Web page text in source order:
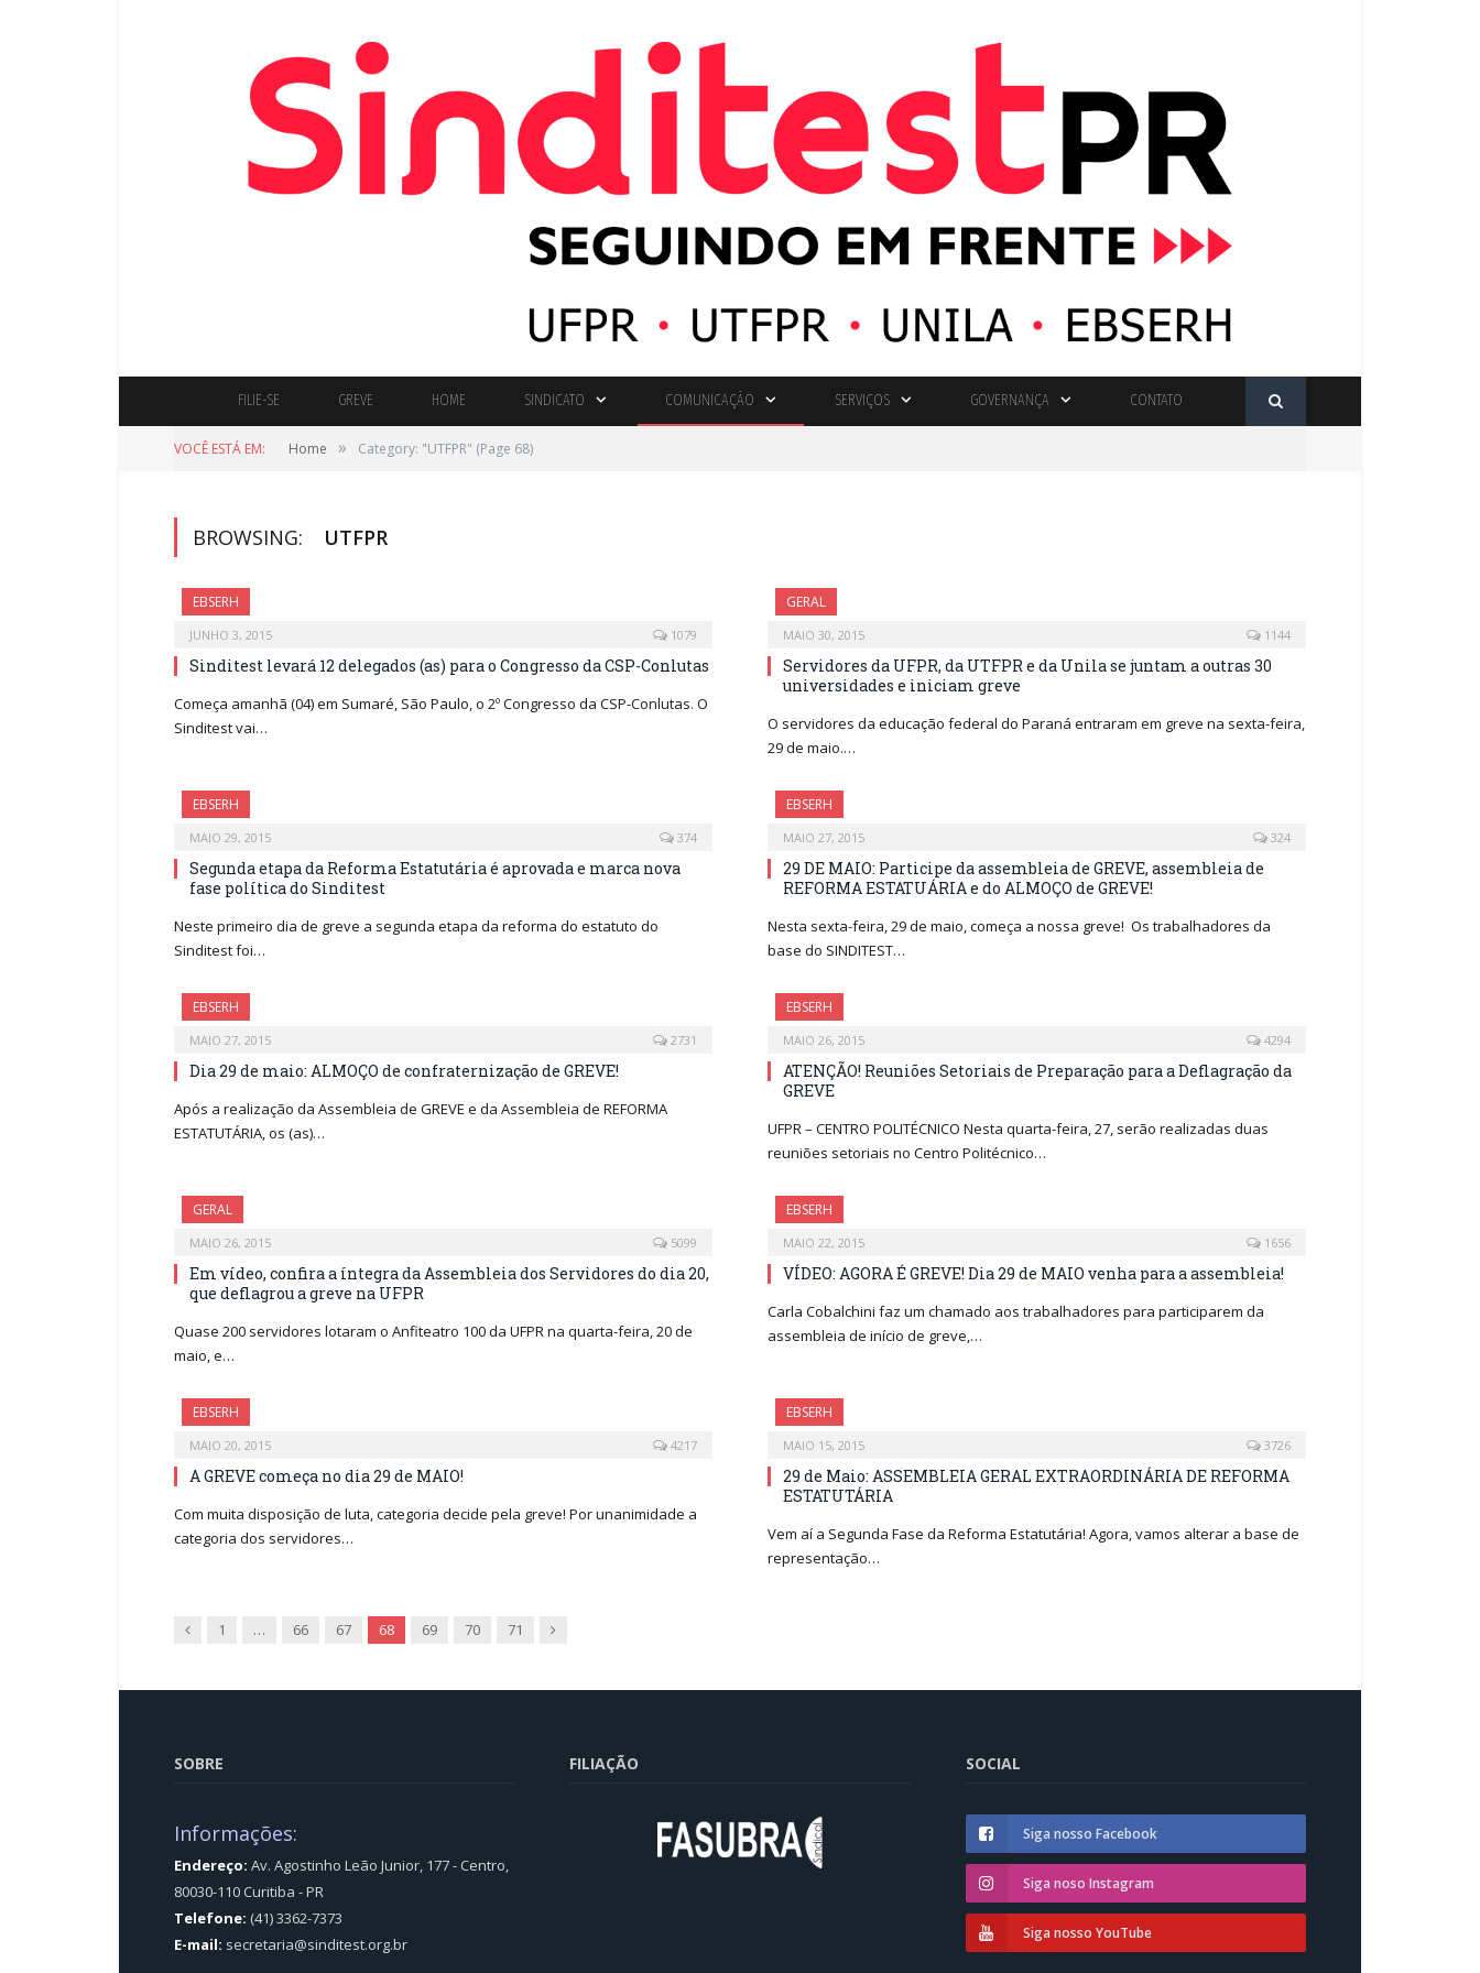
FILIE-SE GREVE HOME SINDICATO COMUNICAÇÃO SERVIÇOS GOVERNANÇA CONTATO
VOCÊ ESTÁ EM: Home » Category: "UTFPR" (Page 68)
BROWSING: UTFPR
EBSERH
JUNHO 3, 2015 1079
Sinditest levará 12 delegados (as) para o Congresso da CSP-Conlutas
Começa amanhã (04) em Sumaré, São Paulo, o 2º Congresso da CSP-Conlutas. O
Sinditest vai…
GERAL
MAIO 30, 2015 1144
Servidores da UFPR, da UTFPR e da Unila se juntam a outras 30
universidades e iniciam greve
O servidores da educação federal do Paraná entraram em greve na sexta-feira,
29 de maio.…
EBSERH
MAIO 29, 2015 374
Segunda etapa da Reforma Estatutária é aprovada e marca nova
fase política do Sinditest
Neste primeiro dia de greve a segunda etapa da reforma do estatuto do
Sinditest foi…
EBSERH
MAIO 27, 2015 324
29 DE MAIO: Participe da assembleia de GREVE, assembleia de
REFORMA ESTATUÁRIA e do ALMOÇO de GREVE!
Nesta sexta-feira, 29 de maio, começa a nossa greve! Os trabalhadores da
base do SINDITEST…
EBSERH
MAIO 27, 2015 2731
Dia 29 de maio: ALMOÇO de confraternização de GREVE!
Após a realização da Assembleia de GREVE e da Assembleia de REFORMA
ESTATUTÁRIA, os (as)…
EBSERH
MAIO 26, 2015 4294
ATENÇÃO! Reuniões Setoriais de Preparação para a Deflagração da
GREVE
UFPR – CENTRO POLITÉCNICO Nesta quarta-feira, 27, serão realizadas duas
reuniões setoriais no Centro Politécnico…
GERAL
MAIO 26, 2015 5099
Em vídeo, confira a íntegra da Assembleia dos Servidores do dia 20,
que deflagrou a greve na UFPR
Quase 200 servidores lotaram o Anfiteatro 100 da UFPR na quarta-feira, 20 de
maio, e…
EBSERH
MAIO 22, 2015 1656
VÍDEO: AGORA É GREVE! Dia 29 de MAIO venha para a assembleia!
Carla Cobalchini faz um chamado aos trabalhadores para participarem da
assembleia de início de greve,…
EBSERH
MAIO 20, 2015 4217
A GREVE começa no dia 29 de MAIO!
Com muita disposição de luta, categoria decide pela greve! Por unanimidade a
categoria dos servidores…
EBSERH
MAIO 15, 2015 3726
29 de Maio: ASSEMBLEIA GERAL EXTRAORDINÁRIA DE REFORMA
ESTATUTÁRIA
Vem aí a Segunda Fase da Reforma Estatutária! Agora, vamos alterar a base de
representação…
Previous
1 … 66 67 68 69 70 71 Next
SOBRE
Informações:
Endereço: Av. Agostinho Leão Junior, 177 - Centro,
80030-110 Curitiba - PR
Telefone: (41) 3362-7373
E-mail: secretaria@sinditest.org.br
FILIAÇÃO SOCIAL
Siga nosso Facebook
Siga noso Instagram
Siga nosso YouTube